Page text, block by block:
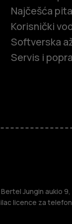
Najčešća
Korisnički
Softverska
Servis i
Jungin aukio 9,
licence za